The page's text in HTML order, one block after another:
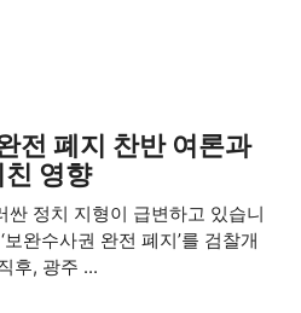
전 폐지 찬반 여론과
친 영향
싼 정치 지형이 급변하고 있습니
완수사권 완전 폐지’를 검찰개
후, 광주 ...